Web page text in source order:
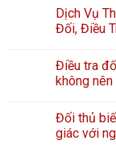
Dịch Vụ
Đối, Điều
Điều tra
không
Đối thủ
giác với